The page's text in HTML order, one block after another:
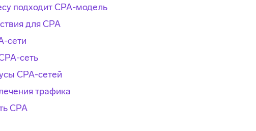
подходит CPA-модель
для CPA
сети
сеть
CPA-сетей
трафика
CPA